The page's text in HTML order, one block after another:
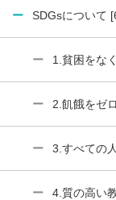
SDGsについて
1.貧困をな
2.飢餓をゼ
3.すべての
4.質の高い